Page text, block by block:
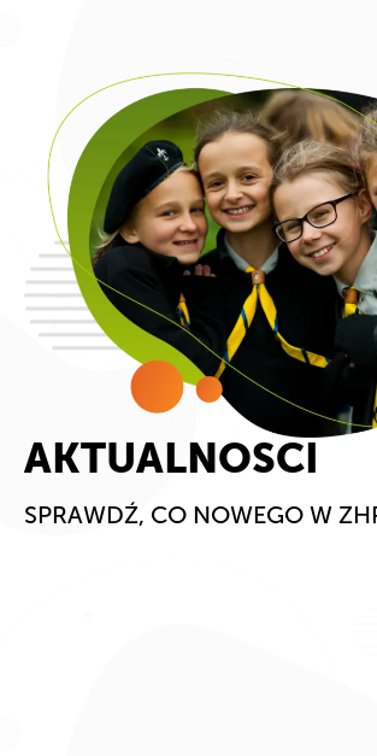
AKTUALNOSCI
SPRAWDŹ, CO NOWEGO W